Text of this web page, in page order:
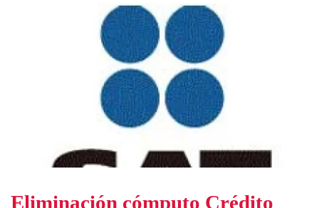
Eliminación cómputo Crédito